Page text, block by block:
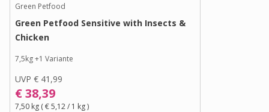
Green Petfood
Green Petfood Sensitive with Insects &
Chicken
7,5kg+1 Variante
UVP € 41,99
€ 38,39
7,50 kg (€ 5,12/ 1 kg)